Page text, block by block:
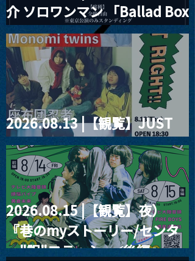
介 ソロワンマン 「Ballad Box
2026」
2026.08.13 |【観覧】JUST
RIGHT!! vol.26
2026.08.15 |【観覧】夜）
『巷のmyストーリー/センタ
ー"訳"フラッシュ⚡️後編』